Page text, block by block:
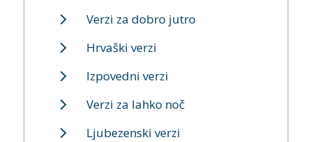
Verzi za dobro jutro
Hrvaški verzi
Izpovedni verzi
Verzi za lahko noč
Ljubezenski verzi